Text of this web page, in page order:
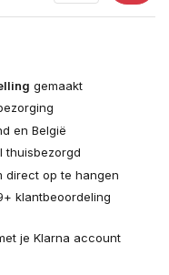
gemaakt
en België
direct op te hangen
klantbeoordeling
je Klarna account